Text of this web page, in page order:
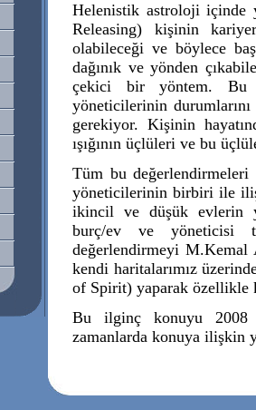
Helenistik astroloji içinde
Releasing) kişinin
olabileceği ve böylece
dağınık ve yönden
çekici bir yöntem. Bu
yöneticilerinin
gerekiyor. Kişinin
ışığının üçlüleri ve bu
Tüm bu değerlendirmeleri
yöneticilerinin birbiri ile
ikincil ve düşük evlerin
burç/ev ve yöneticisi
değerlendirmeyi M.Kemal
kendi haritalarımız
of Spirit) yaparak özellikle
Bu ilginç konuyu 2008
zamanlarda konuya ilişkin